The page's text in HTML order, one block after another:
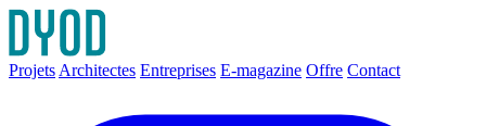
Projets Architectes Entreprises E-magazine Offre Contact